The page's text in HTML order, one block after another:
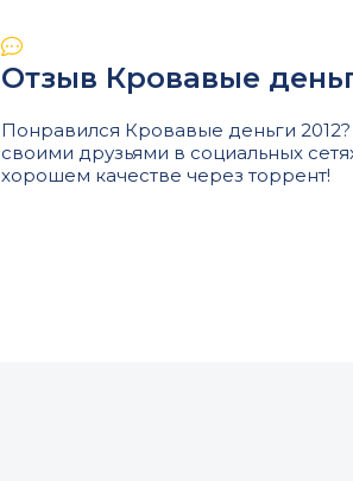
Отзыв Кровавые
Понравился Кровавые деньги
своими друзьями в социальных
хорошем качестве через торрент!